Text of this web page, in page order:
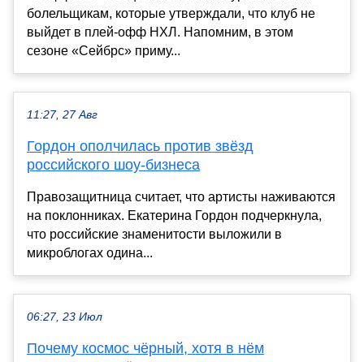
болельщикам, которые утверждали, что клуб не
выйдет в плей-офф НХЛ. Напомним, в этом
сезоне «Сейбрс» приму...
11:27, 27 Авг
Гордон ополчилась против звёзд
российского шоу-бизнеса
Правозащитница считает, что артисты наживаются
на поклонниках. Екатерина Гордон подчеркнула,
что российские знаменитости выложили в
микроблогах одина...
06:27, 23 Июл
Почему космос чёрный, хотя в нём